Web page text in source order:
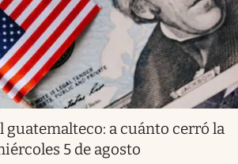
guatemalteco: a cuánto cerró la
5 de agosto